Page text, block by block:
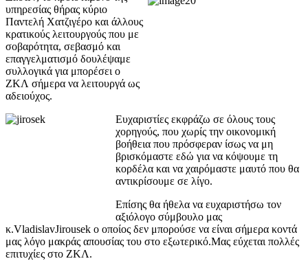
υπηρεσίας θήρας κύριο
Παντελή Χατζιγέρο και άλλους
κρατικούς λειτουργούς που με
σοβαρότητα, σεβασμό και
επαγγελματισμό δουλέψαμε
συλλογικά για μπορέσει ο
ΖΚΛ σήμερα να λειτουργά ως
αδειούχος.
Ευχαριστίες εκφράζω σε όλους τους
χορηγούς, που χωρίς την οικονομική
βοήθεια που πρόσφεραν ίσως να μη
βρισκόμαστε εδώ για να κόψουμε τη
κορδέλα και να χαιρόμαστε μαυτό που θα
αντικρίσουμε σε λίγο.
Επίσης θα ήθελα να ευχαριστήσω τον
αξιόλογο σύμβουλο μας
κ.VladislavJirousek ο οποίος δεν μπορούσε να είναι σήμερα κοντά
μας λόγο μακράς απουσίας του στο εξωτερικό.Μας εύχεται πολλές
επιτυχίες στο ΖΚΛ.